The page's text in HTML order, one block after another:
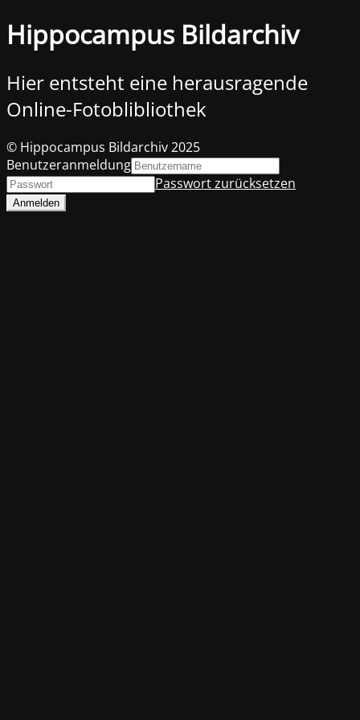
Hippocampus Bildarchiv
Hier entsteht eine herausragende
Online-Fotoblibliothek
© Hippocampus Bildarchiv 2025
Benutzeranmeldung
Passwort zurücksetzen